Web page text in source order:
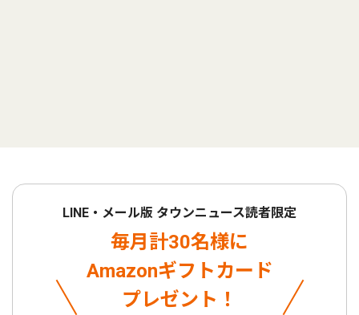
LINE・メール版 タウンニュース読者限定
毎月計30名様に
Amazonギフトカード
プレゼント！